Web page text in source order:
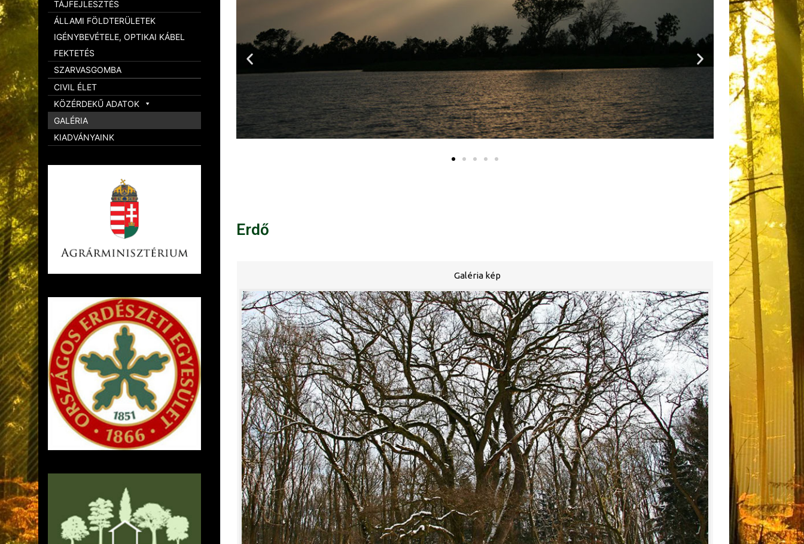
Erdő
Galéria kép
TÁJFEJLESZTÉS
ÁLLAMI FÖLDTERÜLETEK
IGÉNYBEVÉTELE, OPTIKAI KÁBEL
FEKTETÉS
SZARVASGOMBA
CIVIL ÉLET
KÖZÉRDEKŰ ADATOK
GALÉRIA
KIADVÁNYAINK